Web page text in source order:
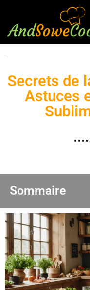
Secrets de
Astuces
Sommaire